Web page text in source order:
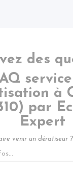
des
à
par
Expert
venir un dératiseur ?